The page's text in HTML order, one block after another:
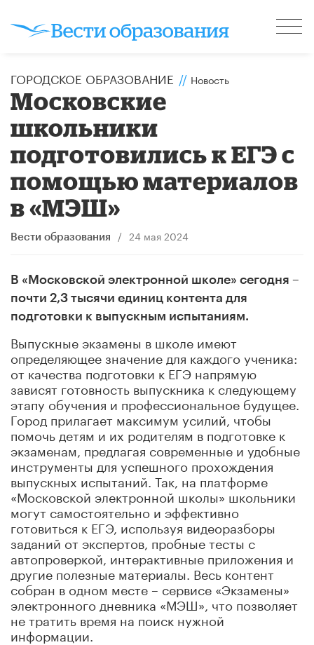
ГОРОДСКОЕ ОБРАЗОВАНИЕ // Новость
Московские
школьники
подготовились к ЕГЭ с
помощью материалов
в «МЭШ»
Вести образования / 24 мая 2024
В «Московской электронной школе» сегодня –
почти 2,3 тысячи единиц контента для
подготовки к выпускным испытаниям.
Выпускные экзамены в школе имеют
определяющее значение для каждого ученика:
от качества подготовки к ЕГЭ напрямую
зависят готовность выпускника к следующему
этапу обучения и профессиональное будущее.
Город прилагает максимум усилий, чтобы
помочь детям и их родителям в подготовке к
экзаменам, предлагая современные и удобные
инструменты для успешного прохождения
выпускных испытаний. Так, на платформе
«Московской электронной школы» школьники
могут самостоятельно и эффективно
готовиться к ЕГЭ, используя видеоразборы
заданий от экспертов, пробные тесты с
автопроверкой, интерактивные приложения и
другие полезные материалы. Весь контент
собран в одном месте – сервисе «Экзамены»
электронного дневника «МЭШ», что позволяет
не тратить время на поиск нужной
информации.